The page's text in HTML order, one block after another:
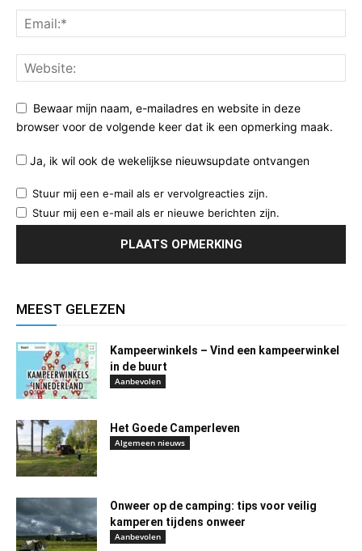
Bewaar mijn naam, e-mailadres en website in deze
browser voor de volgende keer dat ik een opmerking maak.
Ja, ik wil ook de wekelijkse nieuwsupdate ontvangen
Stuur mij een e-mail als er vervolgreacties zijn.
Stuur mij een e-mail als er nieuwe berichten zijn.
MEEST GELEZEN
Kampeerwinkels – Vind een kampeerwinkel
in de buurt
Aanbevolen
Het Goede Camperleven
Algemeen nieuws
Onweer op de camping: tips voor veilig
kamperen tijdens onweer
Aanbevolen